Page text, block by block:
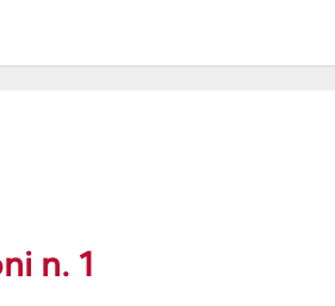
n. 1